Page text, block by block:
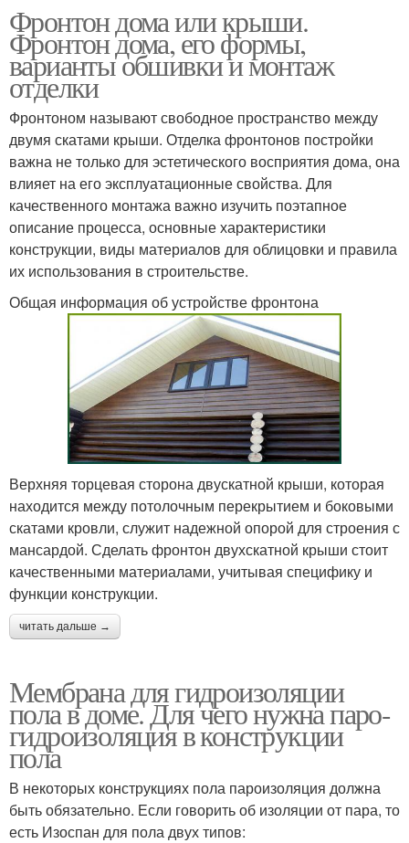
Фронтон дома или крыши.
Фронтон дома, его формы,
варианты обшивки и монтаж
отделки
Фронтоном называют свободное пространство между
двумя скатами крыши. Отделка фронтонов постройки
важна не только для эстетического восприятия дома, она
влияет на его эксплуатационные свойства. Для
качественного монтажа важно изучить поэтапное
описание процесса, основные характеристики
конструкции, виды материалов для облицовки и правила
их использования в строительстве.
Общая информация об устройстве фронтона
Верхняя торцевая сторона двускатной крыши, которая
находится между потолочным перекрытием и боковыми
скатами кровли, служит надежной опорой для строения с
мансардой. Сделать фронтон двухскатной крыши стоит
качественными материалами, учитывая специфику и
функции конструкции.
читать дальше →
Мембрана для гидроизоляции
пола в доме. Для чего нужна паро-
гидроизоляция в конструкции
пола
В некоторых конструкциях пола пароизоляция должна
быть обязательно. Если говорить об изоляции от пара, то
есть Изоспан для пола двух типов: